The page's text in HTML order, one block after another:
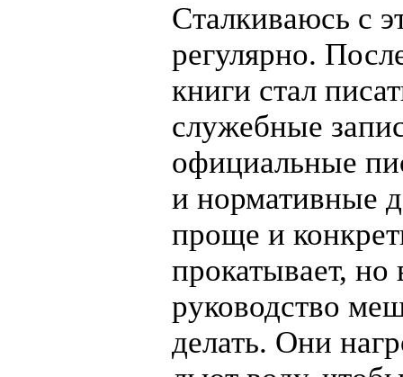
Сталкиваюсь с
регулярно.
книги стал
служебные
официальные
и нормативные
проще и
прокатывает,
руководство
делать. Они